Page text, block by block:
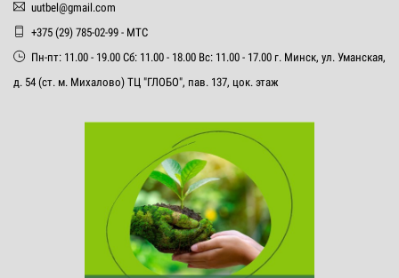
uutbel@gmail.com
+375 (29) 785-02-99 - МТС
Пн-пт: 11.00 - 19.00 Сб: 11.00 - 18.00 Вс: 11.00 - 17.00 г. Минск, ул. Уманская,
д. 54 (ст. м. Михалово) ТЦ "ГЛОБО", пав. 137, цок. этаж